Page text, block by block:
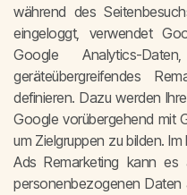
während des
eingeloggt, verwendet
Google Analytics-
geräteübergreifendes
definieren. Dazu werden
Google vorübergehend mit
um Zielgruppen zu bilden.
Ads Remarketing kann
personenbezogenen